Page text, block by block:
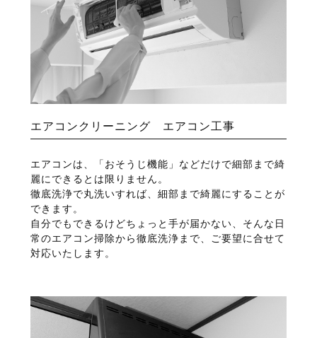
エアコンクリーニング エアコン工事
エアコンは、「おそうじ機能」などだけで細部まで綺
麗にできるとは限りません。
徹底洗浄で丸洗いすれば、細部まで綺麗にすることが
できます。
自分でもできるけどちょっと手が届かない、そんな日
常のエアコン掃除から徹底洗浄まで、ご要望に合せて
対応いたします。